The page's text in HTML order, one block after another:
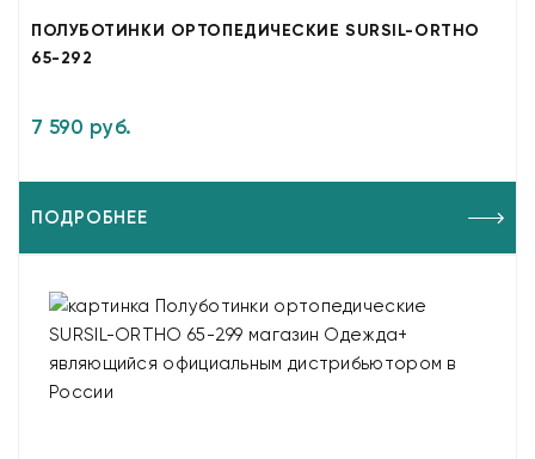
ПОЛУБОТИНКИ ОРТОПЕДИЧЕСКИЕ SURSIL-ORTHO
65-292
7 590 руб.
ПОДРОБНЕЕ